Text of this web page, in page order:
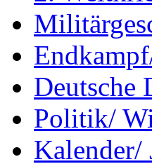
Deutsche
Politik/
Kalender/